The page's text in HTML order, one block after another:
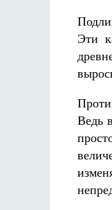
Эти
Ведь